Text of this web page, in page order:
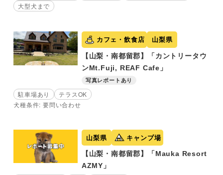
大型犬まで
カフェ・飲食店 山梨県
【山梨・南都留郡】「カントリータウ
ンMt.Fuji, REAF Cafe」
写真レポートあり
駐車場あり
テラスOK
犬種条件: 要問い合わせ
山梨県 キャンプ場
【山梨・南都留郡】「Mauka Resort
AZMY」